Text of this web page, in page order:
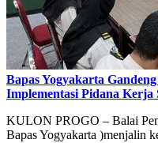
Bapas Yogyakarta
Implementasi Pidana Kerja
KULON PROGO – Balai
Bapas Yogyakarta )menjalin